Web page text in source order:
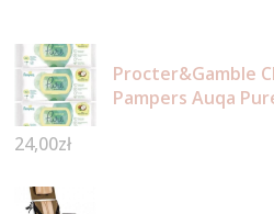
Procter&Gamble
Pampers Auqa
24,00zł